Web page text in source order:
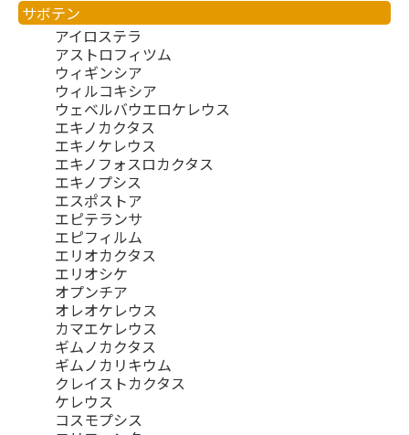
サボテン
アイロステラ
アストロフィツム
ウィギンシア
ウィルコキシア
ウェベルバウエロケレウス
エキノカクタス
エキノケレウス
エキノフォスロカクタス
エキノプシス
エスポストア
エピテランサ
エピフィルム
エリオカクタス
エリオシケ
オプンチア
オレオケレウス
カマエケレウス
ギムノカクタス
ギムノカリキウム
クレイストカクタス
ケレウス
コスモプシス